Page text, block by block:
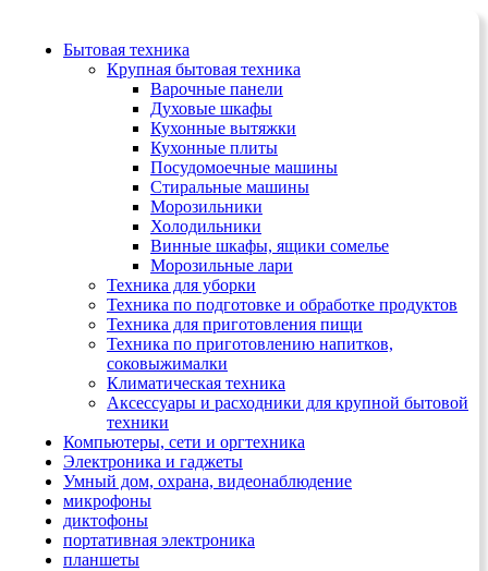
Бытовая техника
Крупная бытовая техника
Варочные панели
Духовые шкафы
Кухонные вытяжки
Кухонные плиты
Посудомоечные машины
Стиральные машины
Морозильники
Холодильники
Винные шкафы, ящики сомелье
Морозильные лари
Техника для уборки
Техника по подготовке и обработке продуктов
Техника для приготовления пищи
Техника по приготовлению напитков,
соковыжималки
Климатическая техника
Аксессуары и расходники для крупной бытовой
техники
Компьютеры, сети и оргтехника
Электроника и гаджеты
Умный дом, охрана, видеонаблюдение
микрофоны
диктофоны
портативная электроника
планшеты